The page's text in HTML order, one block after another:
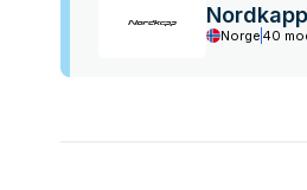
Nordkapp
Norge 40